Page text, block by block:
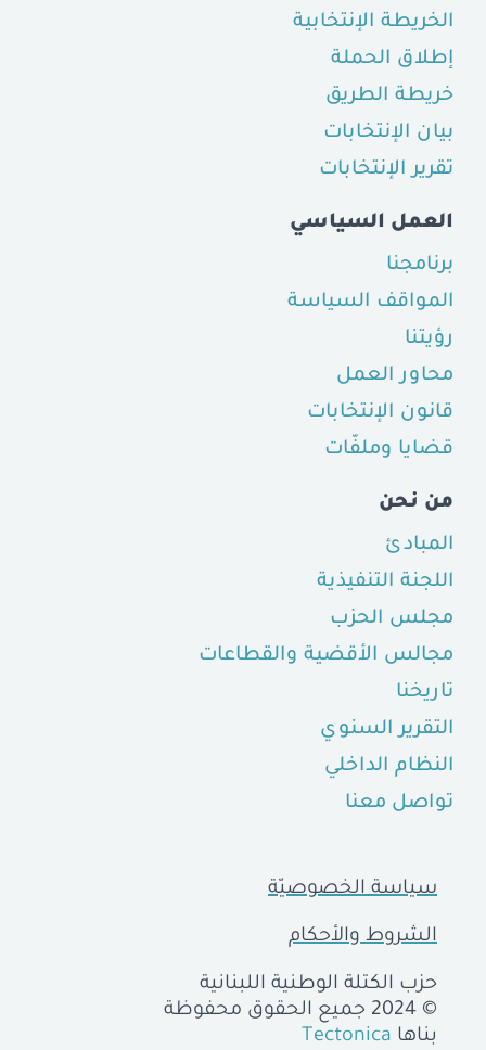
الخريطة الإنتخابية
إطلاق الحملة
خريطة الطريق
بيان الإنتخابات
تقرير الإنتخابات
العمل السياسي
برنامجنا
المواقف السياسة
رؤيتنا
محاور العمل
قانون الإنتخابات
قضايا وملفّات
من نحن
المبادئ
اللجنة التنفيذية
مجلس الحزب
مجالس الأقضية والقطاعات
تاريخنا
التقرير السنوي
النظام الداخلي
تواصل معنا
سياسة الخصوصيّة
الشروط والأحكام
حزب الكتلة الوطنية اللبنانية
© 2024 جميع الحقوق محفوظة
بناها Tectonica